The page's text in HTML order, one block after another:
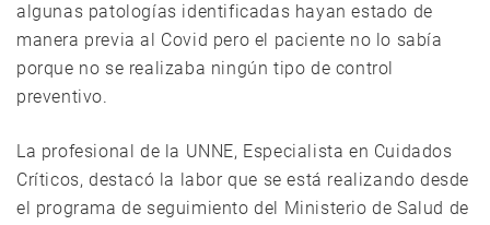
algunas patologías identificadas hayan estado de
manera previa al Covid pero el paciente no lo sabía
porque no se realizaba ningún tipo de control
preventivo.
La profesional de la UNNE, Especialista en Cuidados
Críticos, destacó la labor que se está realizando desde
el programa de seguimiento del Ministerio de Salud de